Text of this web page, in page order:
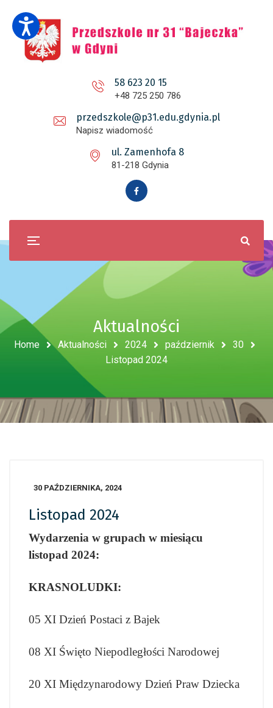
58 623 20 15
+48 725 250 786
przedszkole@p31.edu.gdynia.pl
Napisz wiadomość
ul. Zamenhofa 8
81-218 Gdynia
Aktualności
Home Aktualności 2024 październik
30
Listopad 2024
30 PAŹDZIERNIKA, 2024
Listopad 2024
Wydarzenia w grupach w miesiącu
listopad 2024:
KRASNOLUDKI:
05 XI Dzień Postaci z Bajek
08 XI Święto Niepodległości Narodowej
20 XI Międzynarodowy Dzień Praw Dziecka